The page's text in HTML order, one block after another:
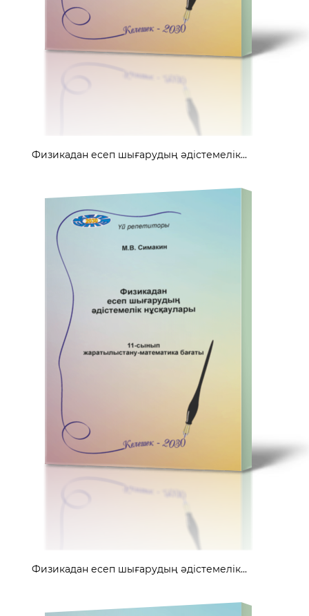
Физикадан есеп шығарудың әдістемелік...
Физикадан есеп шығарудың әдістемелік...